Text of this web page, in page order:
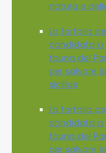
natura e
La farfalla
candidata a
fauna del
per salvare
siciliae
La farfalla
candidata a
fauna del
per salvare